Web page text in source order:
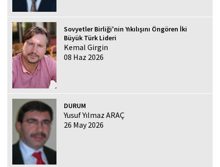
Sovyetler Birliği'nin Yıkılışını Öngören İki
Büyük Türk Lideri
Kemal Girgin
08 Haz 2026
DURUM
Yusuf Yılmaz ARAÇ
26 May 2026